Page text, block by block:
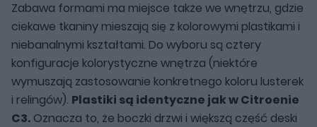
Zabawa formami ma miejsce także we wnętrzu, gdzie
ciekawe tkaniny mieszają się z kolorowymi plastikami i
niebanalnymi kształtami. Do wyboru są cztery
konfiguracje kolorystyczne wnętrza (niektóre
wymuszają zastosowanie konkretnego koloru lusterek
i relingów). Plastiki są identyczne jak w Citroenie
C3. Oznacza to, że boczki drzwi i większą część deski